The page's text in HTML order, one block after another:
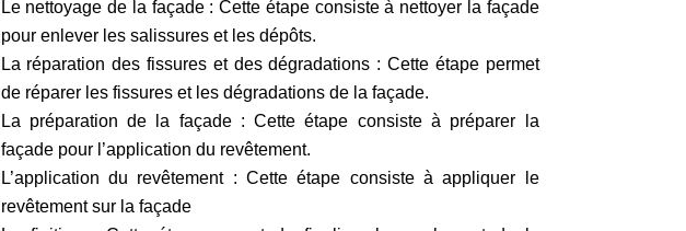
Le nettoyage de la façade : Cette étape consiste à nettoyer la façade
pour enlever les salissures et les dépôts.
La réparation des fissures et des dégradations : Cette étape permet
de réparer les fissures et les dégradations de la façade.
La préparation de la façade : Cette étape consiste à préparer la
façade pour l’application du revêtement.
L’application du revêtement : Cette étape consiste à appliquer le
revêtement sur la façade